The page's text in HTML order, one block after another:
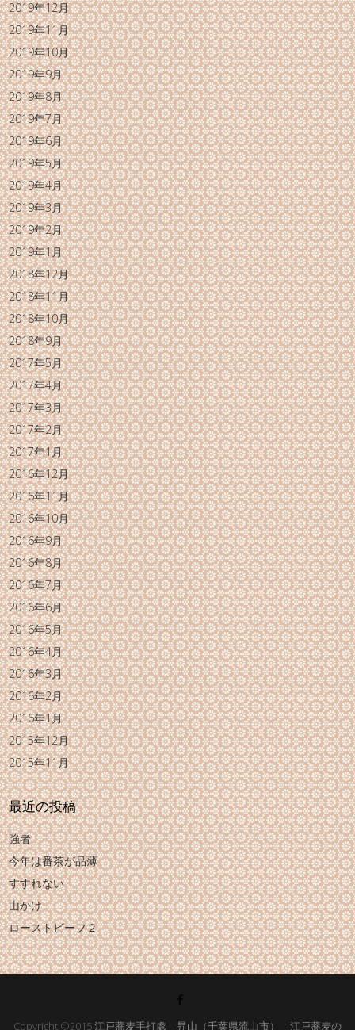
2019年12月
2019年11月
2019年10月
2019年9月
2019年8月
2019年7月
2019年6月
2019年5月
2019年4月
2019年3月
2019年2月
2019年1月
2018年12月
2018年11月
2018年10月
2018年9月
2017年5月
2017年4月
2017年3月
2017年2月
2017年1月
2016年12月
2016年11月
2016年10月
2016年9月
2016年8月
2016年7月
2016年6月
2016年5月
2016年4月
2016年3月
2016年2月
2016年1月
2015年12月
2015年11月
最近の投稿
強者
今年は番茶が品薄
すすれない
山かけ
ローストビーフ２
Copyright ©2015江戸蕎麦手打處 昇山（千葉県流山市） 江戸蕎麦の